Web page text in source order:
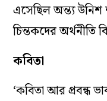
এসেছিল অন্ত্য
চিন্তকদের অর্থনীতি
কবিতা
‘কবিতা আর প্রবন্ধ